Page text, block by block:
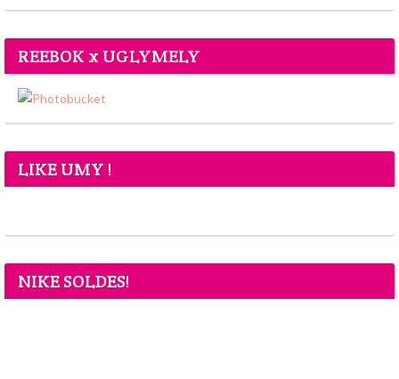
REEBOK x UGLYMELY
LIKE UMY !
NIKE SOLDES!